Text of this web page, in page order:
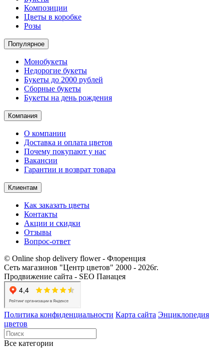
Композиции
Цветы в коробке
Розы
Популярное
Монобукеты
Недорогие букеты
Букеты до 2000 рублей
Сборные букеты
Букеты на день рождения
Компания
О компании
Доставка и оплата цветов
Почему покупают у нас
Вакансии
Гарантии и возврат товара
Клиентам
Как заказать цветы
Контакты​
Акции и скидки
Отзывы
Вопрос-ответ
© Online shop delivery flower - Флоренция
Сеть магазинов "Центр цветов" 2000 ‐ 2026г.
Продвижение сайта - SEO Панацея
Политика конфиденциальности Карта сайта Энциклопедия
цветов
Все категории